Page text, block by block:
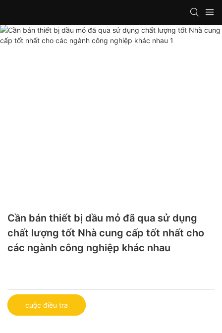
Cần bán thiết bị dầu mỏ đã qua sử dụng
chất lượng tốt Nhà cung cấp tốt nhất cho
các ngành công nghiệp khác nhau
cuộc điều tra